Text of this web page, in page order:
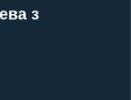
з